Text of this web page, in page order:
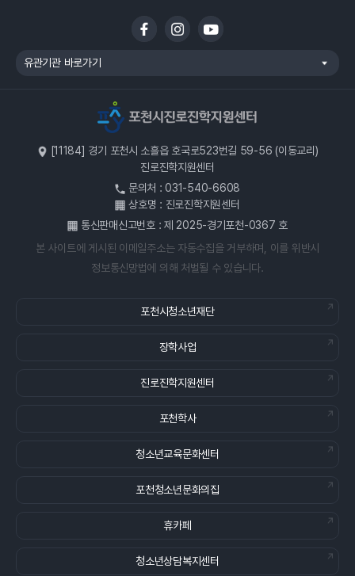
유관기관 바로가기
[11184] 경기 포천시 소흘읍 호국로523번길 59-56 (이동교리)
진로진학지원센터
문의처 : 031-540-6608
상호명 : 진로진학지원센터
통신판매신고번호 : 제 2025-경기포천-0367 호
본 사이트에 게시된 이메일주소는 자동수집을 거부하며, 이를 위반시
정보통신망법에 의해 처벌될 수 있습니다.
포천시청소년재단
장학사업
진로진학지원센터
포천학사
청소년교육문화센터
포천청소년문화의집
휴카페
청소년상담복지센터